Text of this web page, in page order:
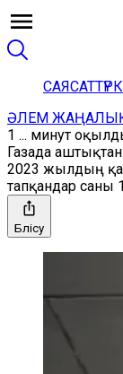
САЯСАТ
ӘЛЕМ
1 ... минут
Газада
2023 жылдың
тапқандар саны
Бөлісу